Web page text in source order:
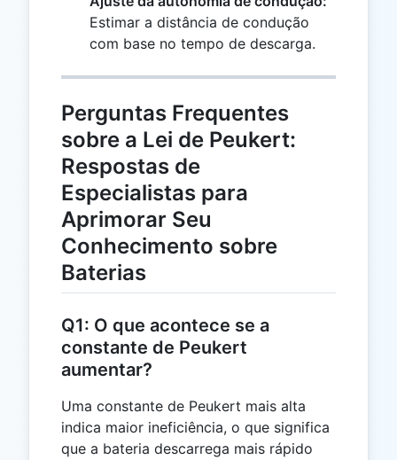
\approx
8.7
Estimar a distância de condução
com base no tempo de descarga.
Perguntas Frequentes
sobre a Lei de Peukert:
Respostas de
Especialistas para
Aprimorar Seu
Conhecimento sobre
Baterias
Q1: O que acontece se a
constante de Peukert
aumentar?
Uma constante de Peukert mais alta
indica maior ineficiência, o que significa
que a bateria descarrega mais rápido